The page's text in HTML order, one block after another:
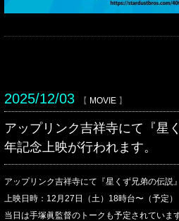
2025/12/03 【 MOVIE 】
アップリンク吉祥寺にて『星
年記念上映が行われます。
アップリンク吉祥寺にて『星くず兄弟の伝説
上映日時：12月27日（土）18時台〜（予定）
当日は手塚眞監督のトークも予定されています